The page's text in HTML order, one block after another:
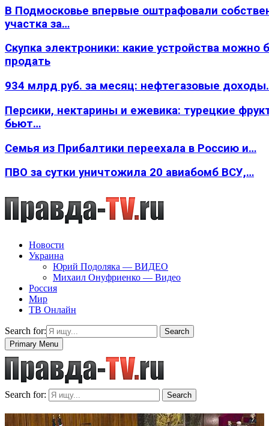
В Подмосковье впервые оштрафовали
участка за…
Скупка электроники: какие устройства можно
продать
934 млрд руб. за месяц: нефтегазовые
Персики, нектарины и ежевика: турецкие
бьют…
Семья из Прибалтики переехала в Россию и…
ПВО за сутки уничтожила 20 авиабомб ВСУ,…
Новости
Украина
Юрий Подоляка — ВИДЕО
Михаил Онуфриенко — Видео
Россия
Мир
ТВ Онлайн
Search for:
Search
Primary Menu
Search for: Search